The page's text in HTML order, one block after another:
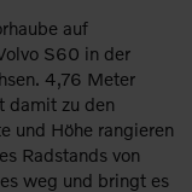
auf
S60 in der
4,76 Meter
damit zu den
und Höhe rangieren
Radstands von
weg und bringt es